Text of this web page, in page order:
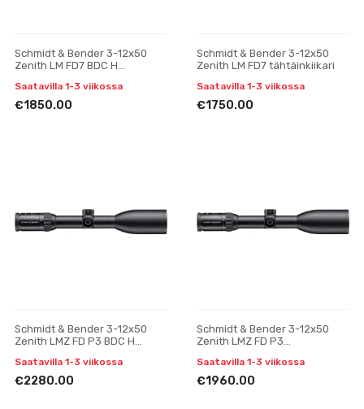
Schmidt & Bender 3-12x50
Zenith LM FD7 BDC H
Saatavilla 1-3 viikossa
€1850.00
Schmidt & Bender 3-12x50
Zenith LM FD7 tähtäinkiikari
Saatavilla 1-3 viikossa
€1750.00
Schmidt & Bender 3-12x50
Zenith LMZ FD P3 BDC H
Saatavilla 1-3 viikossa
€2280.00
Schmidt & Bender 3-12x50
Zenith LMZ FD P3
Saatavilla 1-3 viikossa
€1960.00